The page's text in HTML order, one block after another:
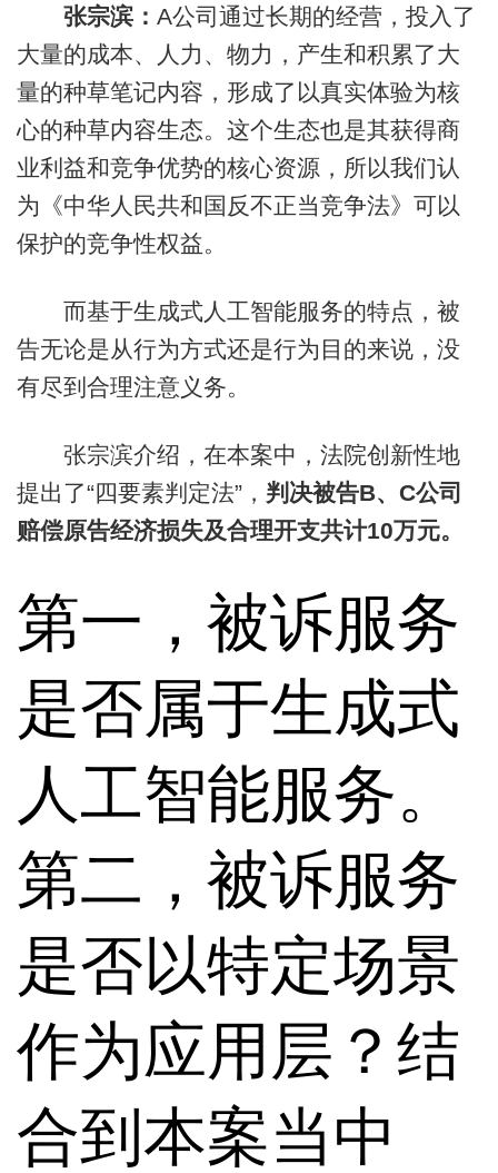
张宗滨： A公司通过长期的经营，投入了
大量的成本、人力、物力，产生和积累了大
量的种草笔记内容，形成了以真实体验为核
心的种草内容生态。这个生态也是其获得商
业利益和竞争优势的核心资源，所以我们认
为《中华人民共和国反不正当竞争法》可以
保护的竞争性权益。
而基于生成式人工智能服务的特点，被
告无论是从行为方式还是行为目的来说，没
有尽到合理注意义务。
张宗滨介绍，在本案中，法院创新性地
提出了“四要素判定法”， 判决被告B、C公司
赔偿原告经济损失及合理开支共计10万元。
第一，被诉服务
是否属于生成式
人工智能服务。
第二，被诉服务
是否以特定场景
作为应用层？结
合到本案当中